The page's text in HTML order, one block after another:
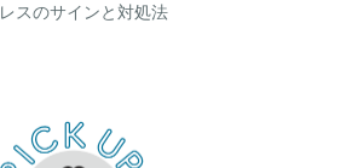
レスのサインと対処法